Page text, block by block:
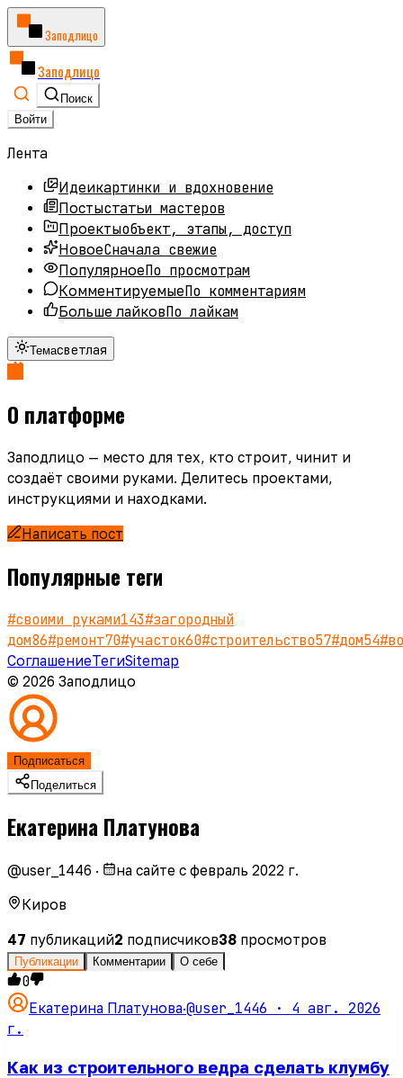
Заподлицо
Заподлицо
Поиск
Войти
Лента
Идеикартинки и вдохновение
Постыстатьи мастеров
Проектыобъект, этапы, доступ
НовоеСначала свежие
ПопулярноеПо просмотрам
КомментируемыеПо комментариям
Больше лайковПо лайкам
Темасветлая
О платформе
Заподлицо — место для тех, кто строит, чинит и
создаёт своими руками. Делитесь проектами,
инструкциями и находками.
Написать пост
Популярные теги
#своими руками143#загородный
дом86#ремонт70#участок60#строительство57#дом54#
СоглашениеТегиSitemap
© 2026 Заподлицо
Подписаться
Поделиться
Екатерина Платунова
@user_1446 · на сайте с февраль 2022 г.
Киров
47 публикаций2 подписчиков38 просмотров
Публикации Комментарии О себе
0
Екатерина Платунова·@user_1446 · 4 авг. 2026
г.
Как из строительного ведра сделать клумбу